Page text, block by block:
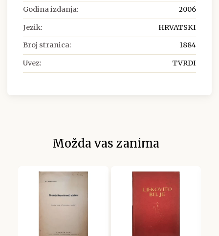
Godina izdanja: 2006
Jezik: HRVATSKI
Broj stranica: 1884
Uvez: TVRDI
Možda vas zanima